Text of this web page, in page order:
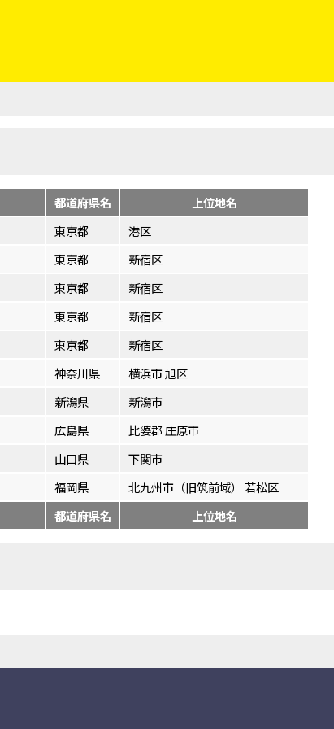
都道府県名
上位地名
東京都
港区
東京都
新宿区
東京都
新宿区
東京都
新宿区
東京都
新宿区
神奈川県
横浜市 旭区
新潟県
新潟市
広島県
比婆郡 庄原市
山口県
下関市
福岡県
北九州市（旧筑前域） 若松区
都道府県名 上位地名